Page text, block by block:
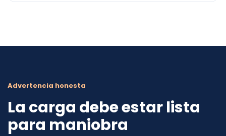
Advertencia honesta
La carga debe estar lista
para maniobra